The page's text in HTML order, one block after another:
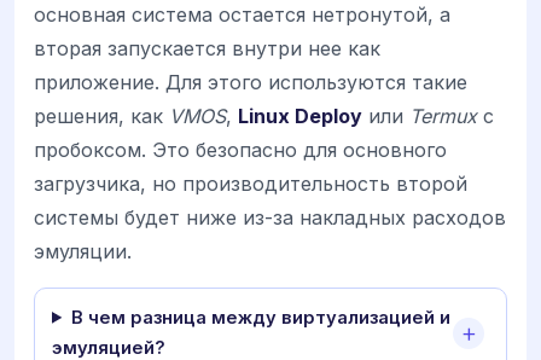
основная система остается нетронутой, а
вторая запускается внутри нее как
приложение. Для этого используются такие
решения, как VMOS, Linux Deploy или Termuxс
пробоксом. Это безопасно для основного
загрузчика, но производительность второй
системы будет ниже из-за накладных расходов
эмуляции.
В чем разница между виртуализацией и
эмуляцией?